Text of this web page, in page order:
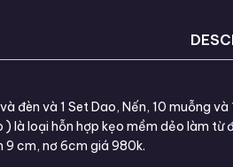
đèn và 1 Set Dao, Nến, 10 muỗng và
) là loại hỗn hợp kẹo mềm dẻo làm
9 cm, nơ 6cm giá 980k.